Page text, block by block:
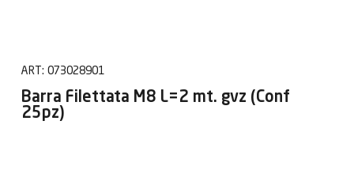
ART: 073028901
Barra Filettata M8 L=2 mt. gvz (Conf
25pz)